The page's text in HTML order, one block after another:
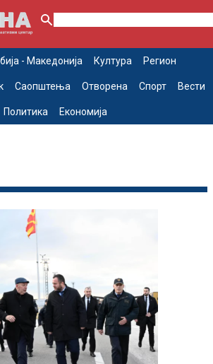
- Македонија Култура Регион
Саопштења Отворена Спорт Вести
Политика Економија